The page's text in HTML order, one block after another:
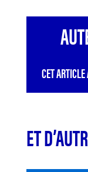
CET
ET